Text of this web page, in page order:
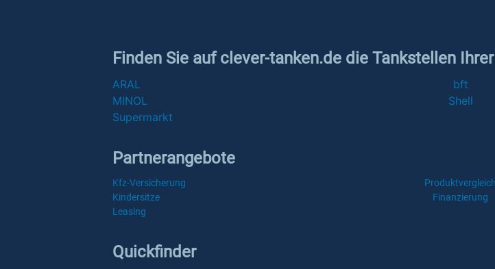
Finden Sie auf clever-tanken.de die Tankstellen
ARAL bft
MINOL
Shell
Supermarkt
Partnerangebote
Kfz-Versicherung Produktvergleich
Kindersitze
Finanzierung
Leasing
Quickfinder